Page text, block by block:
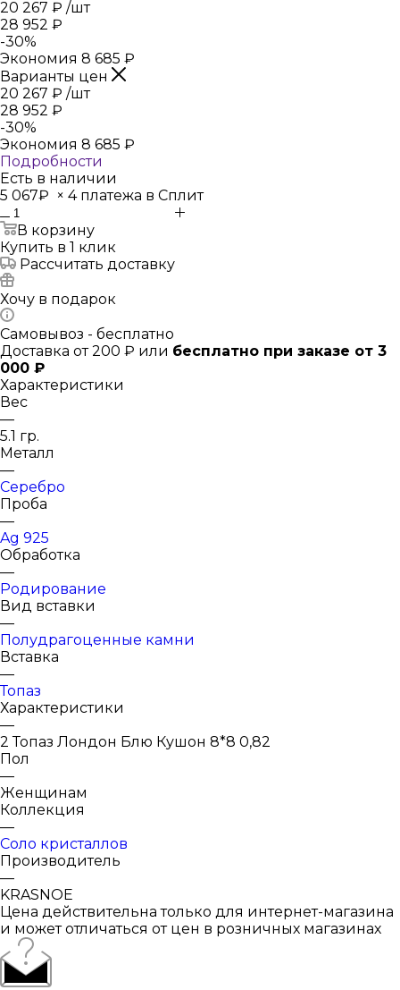
20 267 ₽ /шт
28 952 ₽
-30%
Экономия 8 685 ₽
Варианты цен
20 267 ₽ /шт
28 952 ₽
-30%
Экономия 8 685 ₽
Подробности
Есть в наличии
5 067₽ × 4 платежа в Сплит
В корзину
Купить в 1 клик
Рассчитать доставку
Хочу в подарок
Самовывоз - бесплатно
Доставка от 200 ₽ или бесплатно при заказе от 3
000 ₽
Характеристики
Вес
—
5.1 гр.
Металл
—
Серебро
Проба
—
Ag 925
Обработка
—
Родирование
Вид вставки
—
Полудрагоценные камни
Вставка
—
Топаз
Характеристики
—
2 Топаз Лондон Блю Кушон 8*8 0,82
Пол
—
Женщинам
Коллекция
—
Соло кристаллов
Производитель
—
KRASNOE
Цена действительна только для интернет-магазина
и может отличаться от цен в розничных магазинах